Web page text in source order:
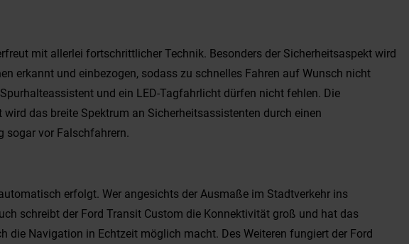
mit allerlei fortschrittlicher Technik. Besonders der Sicherheitsaspekt wird
erkannt und einbezogen, sodass zu schnelles Fahren auf Wunsch nicht
und ein LED-Tagfahrlicht dürfen nicht fehlen. Die
das breite Spektrum an Sicherheitsassistenten durch einen
sogar vor Falschfahrern.
erfolgt. Wer angesichts der Ausmaße im Stadtverkehr ins
schreibt der Ford Transit Custom die Konnektivität groß und hat das
Navigation in Echtzeit möglich macht. Des Weiteren fungiert der Ford